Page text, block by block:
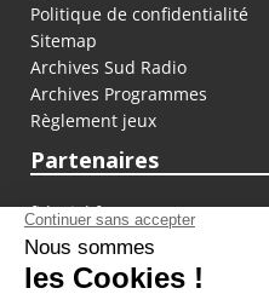
Politique de confidentialité
Sitemap
Archives Sud Radio
Archives Programmes
Règlement jeux
Partenaires
fiducial.fr
lyoncapitale.fr
olympique-et-lyonnais.com